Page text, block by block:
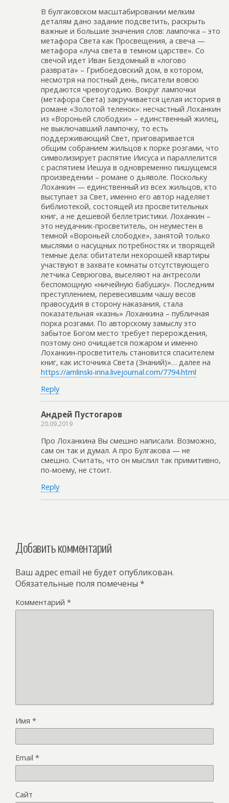
В булгаковском масштабировании мелким
деталям дано задание подсветить, раскрыть
важные и большие значения слов: лампочка – это
метафора Света как Просвещения, а свеча —
метафора «луча света в темном царстве». Со
свечой идет Иван Бездомный в «логово
разврата» – Грибоедовский дом, в котором,
несмотря на постный день, писатели вовсю
предаются чревоугодию. Вокруг лампочки
(метафора Света) закручивается целая история в
романе «Золотой теленок»: несчастный Лоханкин
из «Вороньей слободки» – единственный жилец,
не выключавший лампочку, то есть
поддерживающий Свет, приговаривается
общим собранием жильцов к порке розгами, что
символизирует распятие Иисуса и параллелится
с распятием Иешуа в одновременно пишущемся
произведении – романе о дьяволе. Поскольку
Лоханкин — единственный из всех жильцов, кто
выступает за Свет, именно его автор наделяет
библиотекой, состоящей из просветительных
книг, а не дешевой беллетристики. Лоханкин –
это неудачник-просветитель, он неуместен в
темной «Вороньей слободке», занятой только
мыслями о насущных потребностях и творящей
темные дела: обитатели нехорошей квартиры
участвуют в захвате комнаты отсутствующего
летчика Севрюгова, выселяют на антресоли
беспомощную «ничейную бабушку». Последним
преступлением, перевесившим чашу весов
правосудия в сторону наказания, стала
показательная «казнь» Лоханкина – публичная
порка розгами. По авторскому замыслу это
забытое Богом место требует перерождения,
поэтому оно очищается пожаром и именно
Лоханкин-просветитель становится спасителем
книг, как источника Света (Знаний)»… далее на
https://amlinski-irina.livejournal.com/7794.html
Reply
Андрей Пустогаров
20.09.2019
Про Лоханкина Вы смешно написали. Возможно,
сам он так и думал. А про Булгакова — не
смешно. Считать, что он мыслил так примитивно,
по-моему, не стоит.
Reply
Добавить комментарий
Ваш адрес email не будет опубликован.
Обязательные поля помечены *
Комментарий *
Имя *
Email *
Сайт